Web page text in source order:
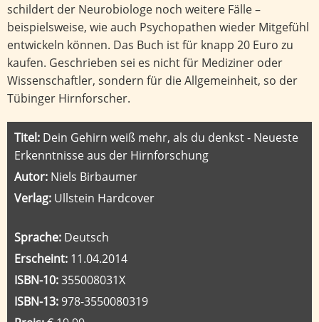
schildert der Neurobiologe noch weitere Fälle –
beispielsweise, wie auch Psychopathen wieder Mitgefühl
entwickeln können. Das Buch ist für knapp 20 Euro zu
kaufen. Geschrieben sei es nicht für Mediziner oder
Wissenschaftler, sondern für die Allgemeinheit, so der
Tübinger Hirnforscher.
Titel: Dein Gehirn weiß mehr, als du denkst - Neueste
Erkenntnisse aus der Hirnforschung
Autor: Niels Birbaumer
Verlag: Ullstein Hardcover
Sprache: Deutsch
Erscheint: 11.04.2014
ISBN-10:355008031X
ISBN-13: 978-3550080319